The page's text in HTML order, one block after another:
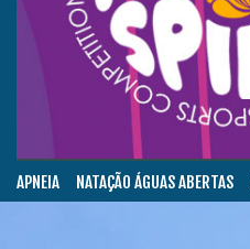
APNEIA NATAÇÃO ÁGUAS ABERTAS